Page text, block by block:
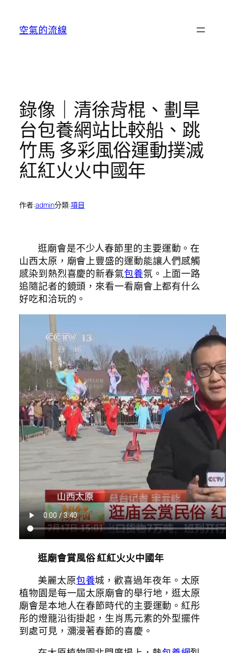
空氣的流線
錄像｜清徐背棍、劃旱
台包養網站比較船、跳
竹馬 多彩風俗運動撲滅
紅紅火火中國年
作者:admin分類:項目
逛廟會是不少人春節里的主要運動。在
山西太原，廟會上豐盛的運動能讓人們感觸
感染到熱烈喜慶的新春氣包養氛。上面一路
追隨記者的鏡頭，來看一看廟會上都有什么
好吃和洽玩的。
逛廟會賞風俗 紅紅火火中國年
美麗太原包養城，歡喜過年夜年。太原
植物園是每一屆太原廟會的舉行地，逛太原
廟會是本地人在春節時代的主要運動。紅彤
彤的燈籠沿街掛起，生肖馬元素的外型擺件
到處可見，瀰漫著春節的喜慶。